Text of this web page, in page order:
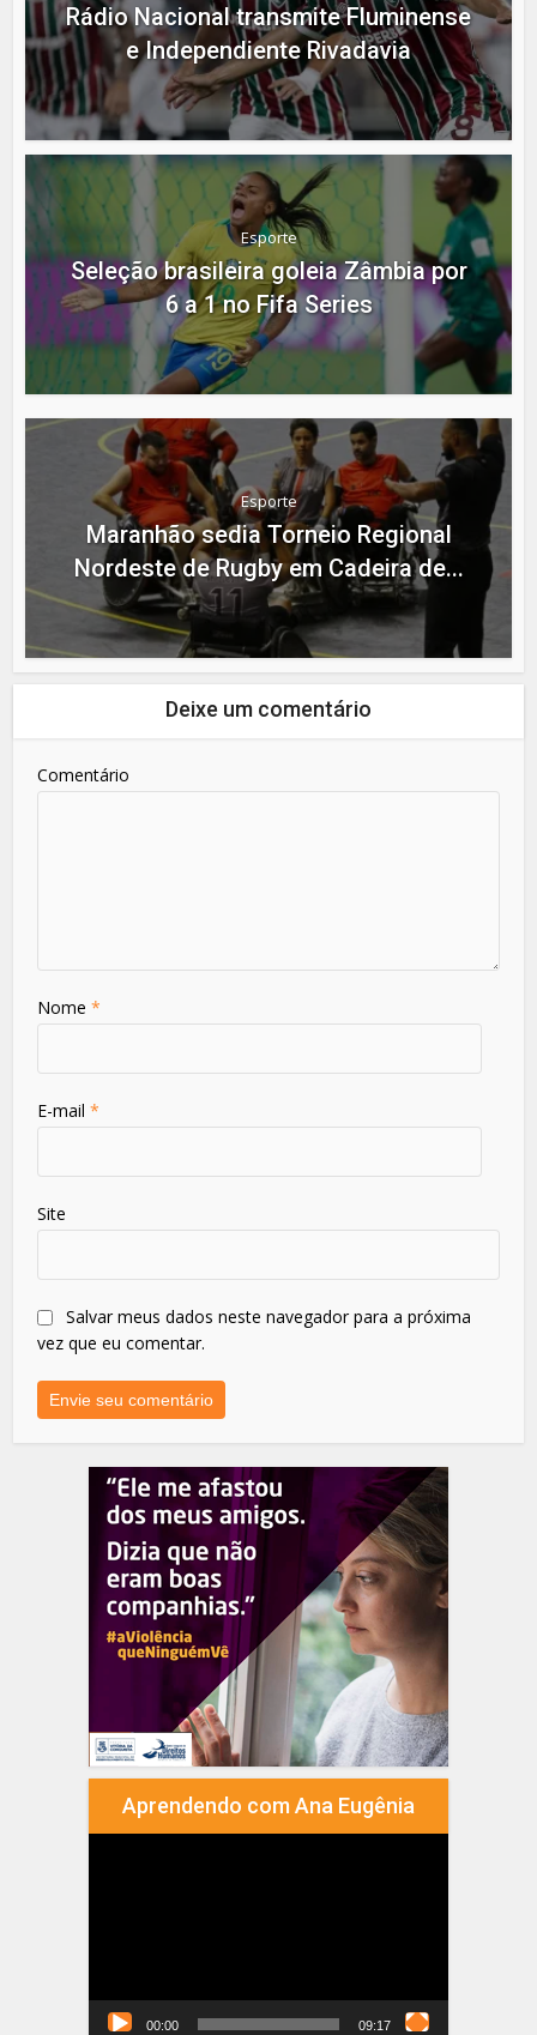
Rádio Nacional transmite Fluminense
e Independiente Rivadavia
Esporte
Seleção brasileira goleia Zâmbia por
6 a 1 no Fifa Series
Esporte
Maranhão sedia Torneio Regional
Nordeste de Rugby em Cadeira de...
Deixe um comentário
Comentário
Nome*
E-mail*
Site
Salvar meus dados neste navegador para a próxima
vez que eu comentar.
Aprendendo com Ana Eugênia
00:00 09:17